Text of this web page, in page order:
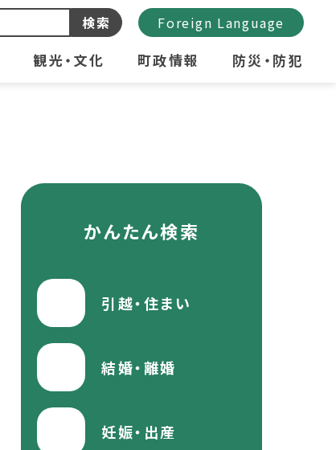
観光・文化 町政情報 防災・防犯
検索 Foreign Language
かんたん検索
引越・住まい
結婚・離婚
妊娠・出産